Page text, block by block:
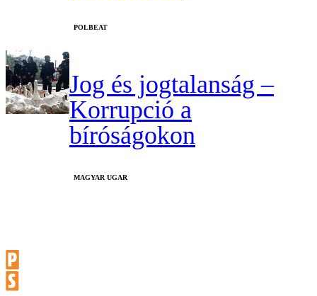
‎POLBEAT
Jog és jogtalanság –
Korrupció a
bíróságokon
MAGYAR UGAR